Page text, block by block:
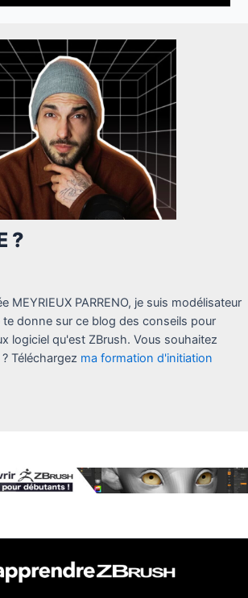
?
MEYRIEUX PARRENO, je suis modélisateur
donne sur ce blog des conseils pour
logiciel qu'est ZBrush. Vous souhaitez
Téléchargez ma formation d'initiation